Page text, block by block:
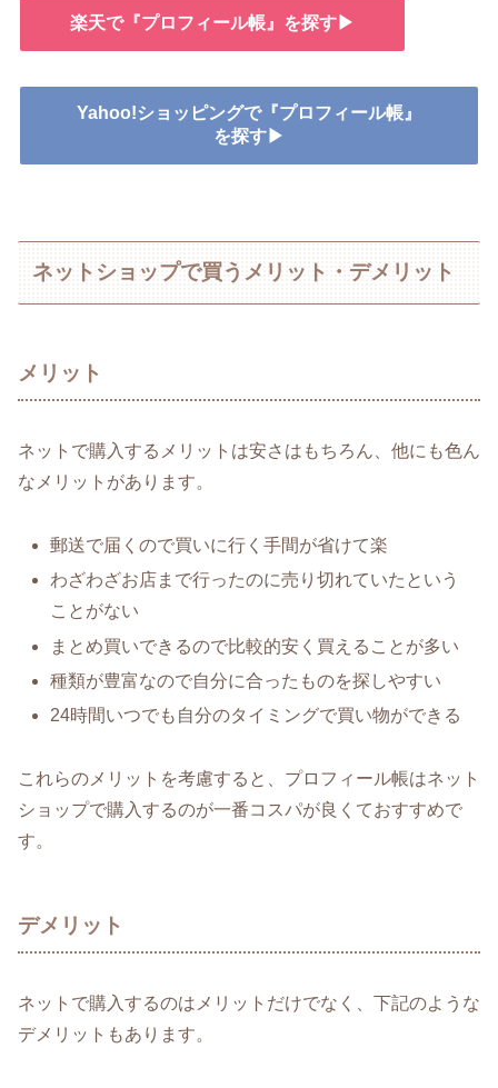
楽天で『プロフィール帳』を探す▶
Yahoo!ショッピングで『プロフィール帳』
を探す▶
ネットショップで買うメリット・デメリット
メリット
ネットで購入するメリットは安さはもちろん、他にも色ん
なメリットがあります。
郵送で届くので買いに行く手間が省けて楽
わざわざお店まで行ったのに売り切れていたという
ことがない
まとめ買いできるので比較的安く買えることが多い
種類が豊富なので自分に合ったものを探しやすい
24時間いつでも自分のタイミングで買い物ができる
これらのメリットを考慮すると、プロフィール帳はネット
ショップで購入するのが一番コスパが良くておすすめで
す。
デメリット
ネットで購入するのはメリットだけでなく、下記のような
デメリットもあります。